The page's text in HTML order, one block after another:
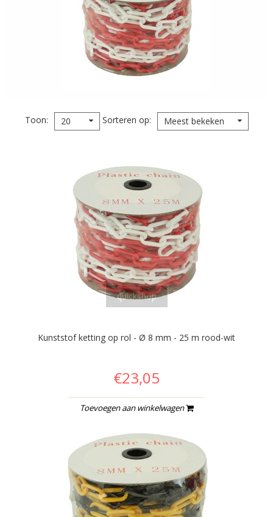
Toon 20 Sorteren op Meest bekeken
quickshop
Kunststof ketting op rol - Ø 8 mm - 25 m rood-wit
€23,05
Toevoegen aan winkelwagen